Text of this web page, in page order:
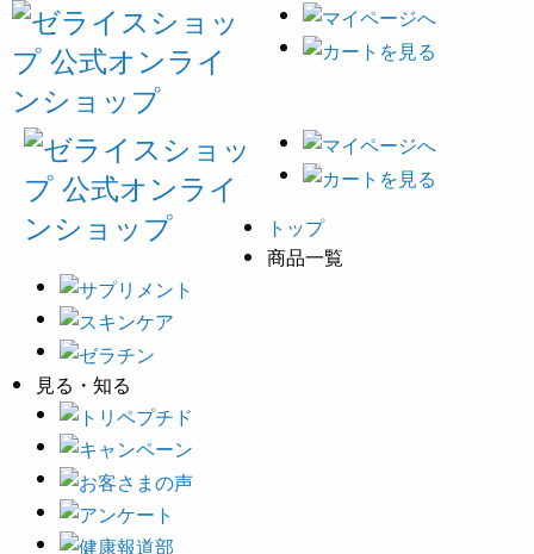
トップ
商品一覧
見る・知る